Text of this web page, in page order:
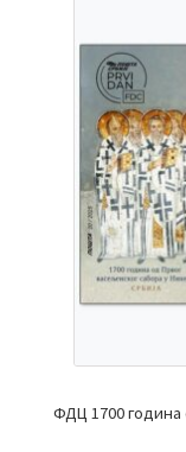
ФДЦ 1700 година